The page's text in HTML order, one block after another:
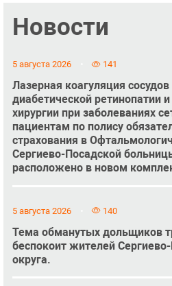
Новости
5 августа 2026 141
Лазерная коагуляция
диабетической ретинопатии
хирургии при заболеваниях
пациентам по полису
страхования в
Сергиево-Посадской
расположено в новом
5 августа 2026 140
Тема обманутых дольщиков
беспокоит жителей
округа.